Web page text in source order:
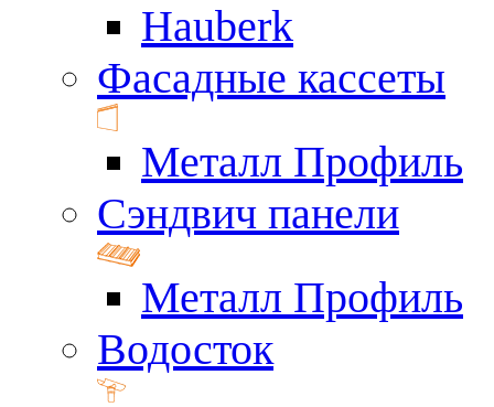
Hauberk
Фасадные кассеты
Металл Профиль
Сэндвич панели
Металл Профиль
Водосток